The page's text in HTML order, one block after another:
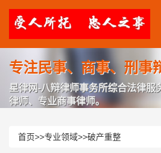
专注民事、商事、刑事
星律网-八辩律师事务所综合法律服
律师、专业商事律师。
首页>>专业领域>>破产重整